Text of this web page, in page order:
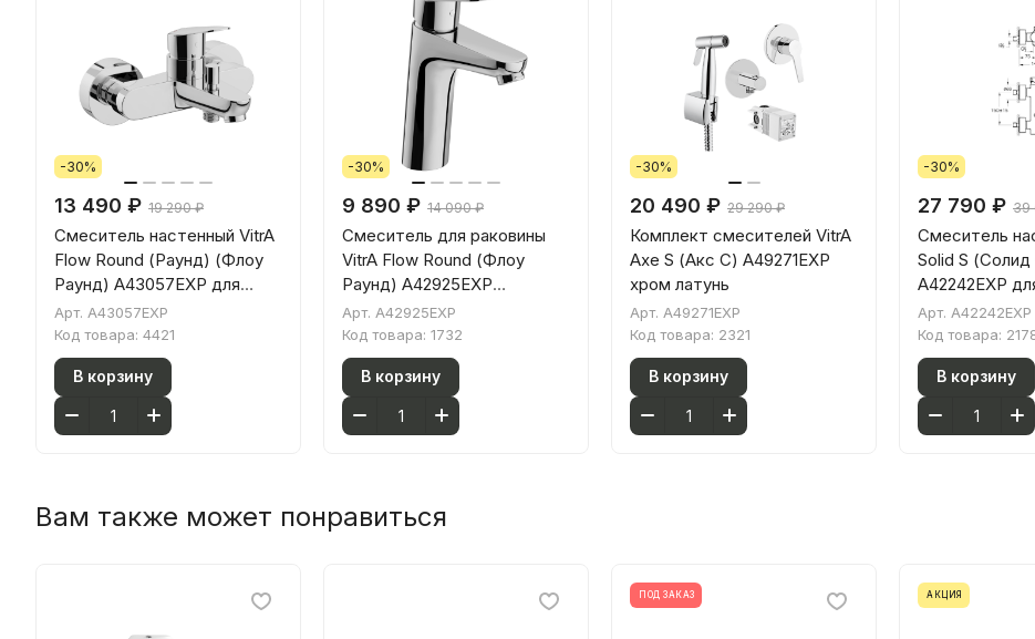
-30%
13 490 ₽ 19 290 ₽
Смеситель настенный VitrA
Flow Round (Раунд) (Флоу
Раунд) A43057EXP для
ванны однорычажный хром
латунь
Арт. A43057EXP
Код товара: 4421
В корзину
-30%
9 890 ₽ 14 090 ₽
Смеситель для раковины
VitrA Flow Round (Флоу
Раунд) A42925EXP
однорычажный хром латунь
Арт. A42925EXP
Код товара: 1732
В корзину
-30%
20 490 ₽ 29 290 ₽
Комплект смесителей VitrA
Axe S (Акс С) A49271EXP
хром латунь
Арт. A49271EXP
Код товара: 2321
В корзину
-30%
27 790 ₽ 39
Смеситель
Solid S (Солид
A42242EXP
Арт. A42242EXP
Код товара:
В корзину
Вам также может понравиться
ПОД ЗАКАЗ АКЦИЯ